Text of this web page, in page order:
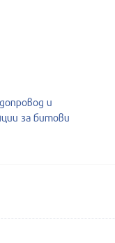
и
за битови